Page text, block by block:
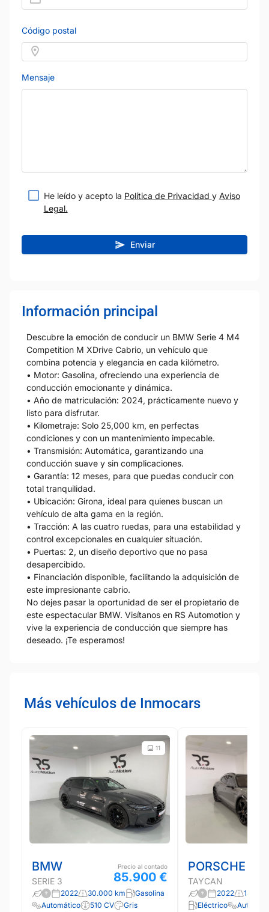
Código postal
Mensaje
He leído y acepto la Política de Privacidad y Aviso
Legal.
Enviar
Información principal
Descubre la emoción de conducir un BMW Serie 4 M4
Competition M XDrive Cabrio, un vehículo que
combina potencia y elegancia en cada kilómetro.
• Motor: Gasolina, ofreciendo una experiencia de
conducción emocionante y dinámica.
• Año de matriculación: 2024, prácticamente nuevo y
listo para disfrutar.
• Kilometraje: Solo 25,000 km, en perfectas
condiciones y con un mantenimiento impecable.
• Transmisión: Automática, garantizando una
conducción suave y sin complicaciones.
• Garantía: 12 meses, para que puedas conducir con
total tranquilidad.
• Ubicación: Girona, ideal para quienes buscan un
vehículo de alta gama en la región.
• Tracción: A las cuatro ruedas, para una estabilidad y
control excepcionales en cualquier situación.
• Puertas: 2, un diseño deportivo que no pasa
desapercibido.
• Financiación disponible, facilitando la adquisición de
este impresionante cabrio.
No dejes pasar la oportunidad de ser el propietario de
este espectacular BMW. Visítanos en RS Automotion y
vive la experiencia de conducción que siempre has
deseado. ¡Te esperamos!
Más vehículos de Inmocars
11
BMW
SERIE 3
Precio al contado
85.900 €
2022 30.000 km
Gasolina
Automático
510 CV
Gris
PORSCHE
TAYCAN
2022
Eléctrico